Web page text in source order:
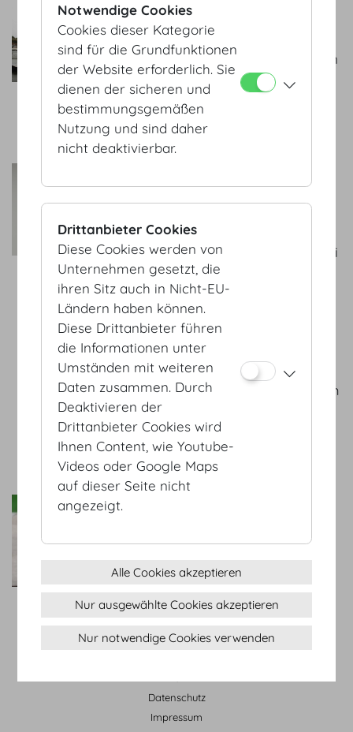
Die Anforderungen der
Veranstaltung sowie die
Bedürfnisse unserer Kunden
sind Grundlage unseres
Leistungsangebotes. Wir
beraten Sie gerne.
zum Service Partner
Das Team unterstützt seit
Veranstaltungen aller Art
und Größenordnung. Hierbei
wird das Hauptaugenmerk
immer auf die speziellen
Anforderungen der
jeweiligen Veranstaltung
gelegt, um diese mittels
eines maßgeschneiderten
Leistungsangebots zu einem
vollen Erfolg zu machen.
zum Service Partner
Bestmögliche medizinische
Versorgung für einzigartige
Events!
zum Service Partner
Datenschutz
Impressum
Notwendige Cookies
Cookies dieser Kategorie
sind für die Grundfunktionen
der Website erforderlich. Sie
dienen der sicheren und
bestimmungsgemäßen
Nutzung und sind daher
nicht deaktivierbar.
Drittanbieter Cookies
Diese Cookies werden von
Unternehmen gesetzt, die
ihren Sitz auch in Nicht-EU-
Ländern haben können.
Diese Drittanbieter führen
die Informationen unter
Umständen mit weiteren
Daten zusammen. Durch
Deaktivieren der
Drittanbieter Cookies wird
Ihnen Content, wie Youtube-
Videos oder Google Maps
auf dieser Seite nicht
angezeigt.
Alle Cookies akzeptieren
Nur ausgewählte Cookies akzeptieren
Nur notwendige Cookies verwenden